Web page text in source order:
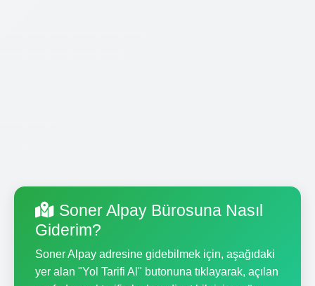
Soner Alpay Bürosuna Nasıl
Giderim?
Soner Alpay adresine gidebilmek için, aşağıdaki
yer alan "Yol Tarifi Al" butonuna tıklayarak, açılan